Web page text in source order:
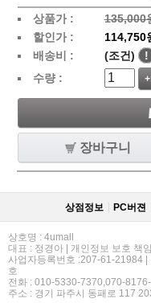
상품가 :
135,000
할인가 :
114,750
배송비 :
(조건)
!
수량 :
장바구니
상점정보 PC버젼
상호명 : 4umall
대표 : 정경아 | 개인정보 보호 책
사업자등록번호 :207-61-21984
호
전화 : 010-5330-7370,070-
주소 : 경기 파주시 동패로 117